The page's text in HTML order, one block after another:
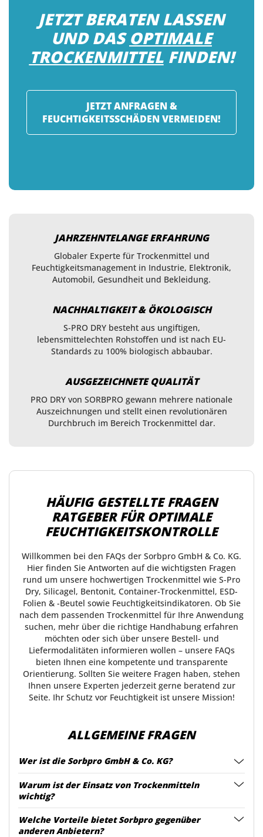
JETZT BERATEN LASSEN
UND DASOPTIMALE
TROCKENMITTELFINDEN!
JETZT ANFRAGEN &
FEUCHTIGKEITSSCHÄDEN VERMEIDEN!
JAHRZEHNTELANGE ERFAHRUNG
Globaler Experte für Trockenmittel und
Feuchtigkeitsmanagement in Industrie, Elektronik,
Automobil, Gesundheit und Bekleidung.
NACHHALTIGKEIT & ÖKOLOGISCH
S-PRO DRY besteht aus ungiftigen,
lebensmittelechten Rohstoffen und ist nach EU-
Standards zu 100% biologisch abbaubar.
AUSGEZEICHNETE QUALITÄT
PRO DRY von SORBPRO gewann mehrere nationale
Auszeichnungen und stellt einen revolutionären
Durchbruch im Bereich Trockenmittel dar.
HÄUFIG GESTELLTE FRAGEN
RATGEBER FÜR OPTIMALE
FEUCHTIGKEITSKONTROLLE
Willkommen bei den FAQs der Sorbpro GmbH & Co. KG.
Hier finden Sie Antworten auf die wichtigsten Fragen
rund um unsere hochwertigen Trockenmittel wie S-Pro
Dry, Silicagel, Bentonit, Container-Trockenmittel, ESD-
Folien & -Beutel sowie Feuchtigkeitsindikatoren. Ob Sie
nach dem passenden Trockenmittel für Ihre Anwendung
suchen, mehr über die richtige Handhabung erfahren
möchten oder sich über unsere Bestell- und
Liefermodalitäten informieren wollen – unsere FAQs
bieten Ihnen eine kompetente und transparente
Orientierung. Sollten Sie weitere Fragen haben, stehen
Ihnen unsere Experten jederzeit gerne beratend zur
Seite. Ihr Schutz vor Feuchtigkeit ist unsere Mission!
ALLGEMEINE FRAGEN
Wer ist die Sorbpro GmbH & Co. KG?
Warum ist der Einsatz von Trockenmitteln
wichtig?
Welche Vorteile bietet Sorbpro gegenüber
anderen Anbietern?